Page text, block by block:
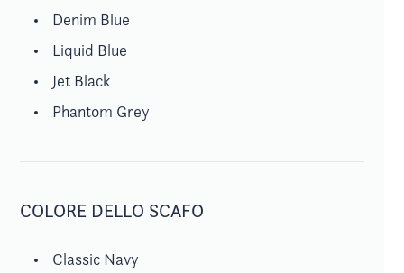
Denim Blue
Liquid Blue
Jet Black
Phantom Grey
COLORE DELLO SCAFO
Classic Navy